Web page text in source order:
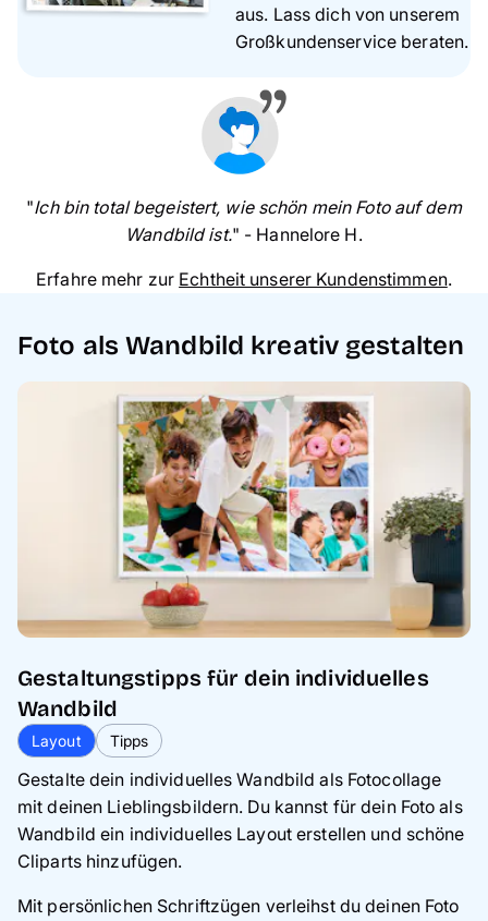
aus. Lass dich von unserem
Großkundenservice beraten.
"Ich bin total begeistert, wie schön mein Foto auf dem
Wandbild ist." - Hannelore H.
Erfahre mehr zur Echtheit unserer Kundenstimmen.
Foto als Wandbild kreativ gestalten
Gestaltungstipps für dein individuelles
Wandbild
Layout Tipps
Gestalte dein individuelles Wandbild als Fotocollage
mit deinen Lieblingsbildern. Du kannst für dein Foto als
Wandbild ein individuelles Layout erstellen und schöne
Cliparts hinzufügen.
Mit persönlichen Schriftzügen verleihst du deinen Foto